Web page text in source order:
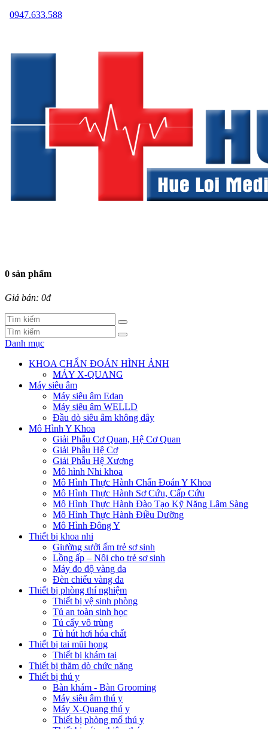
0947.633.588
0 sản phẩm
Giá bán: 0đ
Danh mục
KHOA CHẨN ĐOÁN HÌNH ẢNH
MÁY X-QUANG
Máy siêu âm
Máy siêu âm Edan
Máy siêu âm WELLD
Đầu dò siêu âm không dây
Mô Hình Y Khoa
Giải Phẫu Cơ Quan, Hệ Cơ Quan
Giải Phẫu Hệ Cơ
Giải Phẫu Hệ Xương
Mô hình Nhi khoa
Mô Hình Thực Hành Chẩn Đoán Y Khoa
Mô Hình Thực Hành Sơ Cứu, Cấp Cứu
Mô Hình Thực Hành Đào Tạo Kỹ Năng Lâm Sàng
Mô Hình Thực Hành Điều Dưỡng
Mô Hình Đông Y
Thiết bị khoa nhi
Giường sưởi ấm trẻ sơ sinh
Lồng ấp – Nôi cho trẻ sơ sinh
Máy đo độ vàng da
Đèn chiếu vàng da
Thiết bị phòng thí nghiệm
Thiết bị vệ sinh phòng
Tủ an toàn sinh học
Tủ cấy vô trùng
Tủ hút hơi hóa chất
Thiết bị tai mũi họng
Thiết bị khám tai
Thiết bị thăm dò chức năng
Thiết bị thú y
Bàn khám - Bàn Grooming
Máy siêu âm thú y
Máy X-Quang thú y
Thiết bị phòng mổ thú y